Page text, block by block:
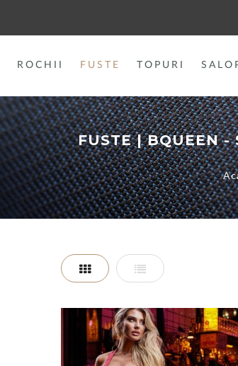
ROCHII FUSTE TOPURI
FUSTE | BQUEEN -
Grid List